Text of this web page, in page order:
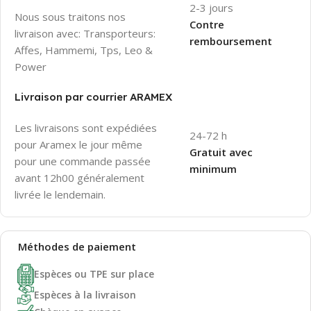
Nous sous traitons nos
livraison avec: Transporteurs:
Affes, Hammemi, Tps, Leo &
Power
2-3 jours
Contre
remboursement
Livraison par courrier ARAMEX
Les livraisons sont expédiées
pour Aramex le jour même
pour une commande passée
avant 12h00 généralement
livrée le lendemain.
24-72 h
Gratuit avec
minimum
Méthodes de paiement
Espèces ou TPE sur place
Espèces à la livraison